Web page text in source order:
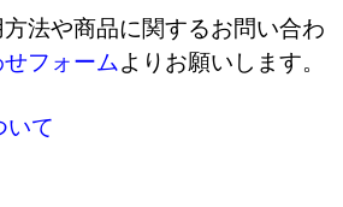
法や商品に関するお問い合わ
フォームよりお願いします。
いて